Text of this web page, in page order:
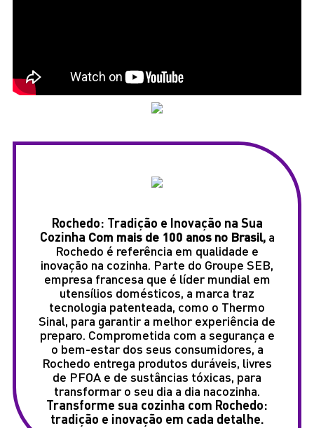
Rochedo: Tradição e Inovação na Sua
Cozinha Com mais de 100 anos no Brasil,a
Rochedo é referência em qualidade e
inovação na cozinha. Parte do Groupe SEB,
empresa francesa que é líder mundial em
utensílios domésticos, a marca traz
tecnologia patenteada, como o Thermo
Sinal, para garantir a melhor experiência de
preparo. Comprometida com a segurança e
o bem-estar dos seus consumidores, a
Rochedo entrega produtos duráveis, livres
de PFOA e de sustâncias tóxicas, para
transformar o seu dia a dia nacozinha.
Transforme sua cozinha com Rochedo:
tradição e inovação em cada detalhe.